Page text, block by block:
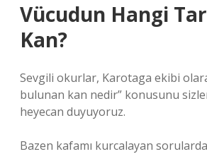
Vücudun Hangi
Kan?
Sevgili okurlar, Karotaga ekibi
bulunan kan nedir” konusunu
heyecan duyuyoruz.
Bazen kafamı kurcalayan